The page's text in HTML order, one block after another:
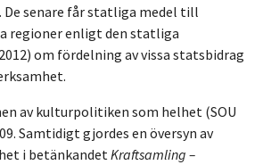
De senare får statliga medel till
regioner enligt den statliga
om fördelning av vissa statsbidrag
av kulturpolitiken som helhet (SOU
Samtidigt gjordes en översyn av
i betänkandet Kraftsamling –